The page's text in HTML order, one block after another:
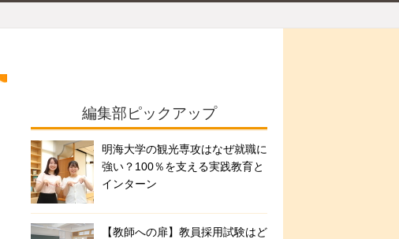
編集部ピックアップ
明海大学の観光専攻はなぜ就職に
強い？100％を支える実践教育と
インターン
【教師への扉】教員採用試験はど